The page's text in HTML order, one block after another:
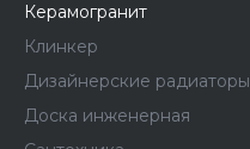
Керамогранит
Клинкер
Дизайнерские радиаторы
Доска инженерная